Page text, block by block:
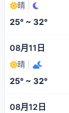
晴
25° ~ 32°
08月11日
晴
25° ~ 32°
08月12日